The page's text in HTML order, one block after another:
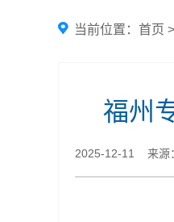
当前位置： 首页 >
福州
2025-12-11 来源